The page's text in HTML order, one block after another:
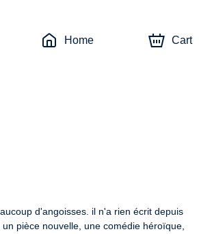
Home Cart
d'angoisses. il n'a rien écrit depuis
pièce nouvelle, une comédie héroïque,